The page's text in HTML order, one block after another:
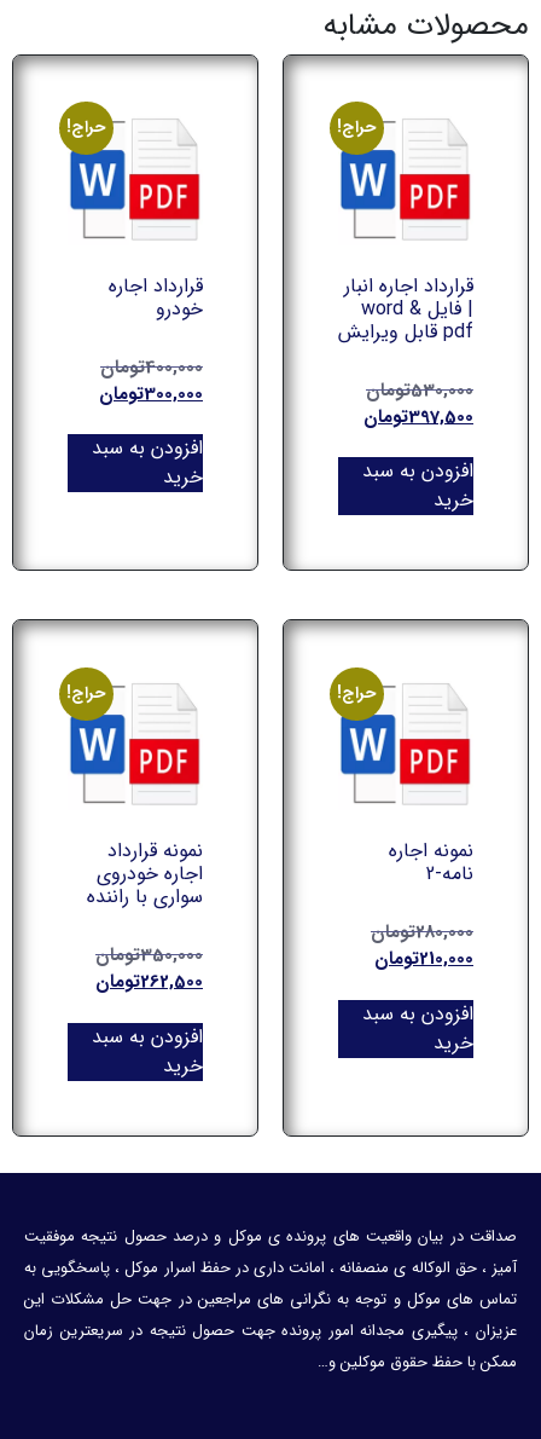
محصولات مشابه
حراج!
قرارداد اجاره انبار
| فایل word &
pdf قابل ویرایش
530,000تومان
397,500تومان
افزودن به سبد
خرید
حراج!
قرارداد اجاره
خودرو
400,000تومان
300,000تومان
افزودن به سبد
خرید
حراج!
نمونه اجاره
نامه-2
280,000تومان
210,000تومان
افزودن به سبد
خرید
حراج!
نمونه قرارداد
اجاره خودروي
سواري با راننده
350,000تومان
262,500تومان
افزودن به سبد
خرید
صداقت در بیان واقعیت های پرونده ی موکل و درصد حصول نتیجه موفقیت
آمیز ، حق الوکاله ی منصفانه ، امانت داری در حفظ اسرار موکل ، پاسخگویی به
تماس های موکل و توجه به نگرانی های مراجعین در جهت حل مشکلات این
عزیزان ، پیگیری مجدانه امور پرونده جهت حصول نتیجه در سریعترین زمان
ممکن با حفظ حقوق موکلین و…